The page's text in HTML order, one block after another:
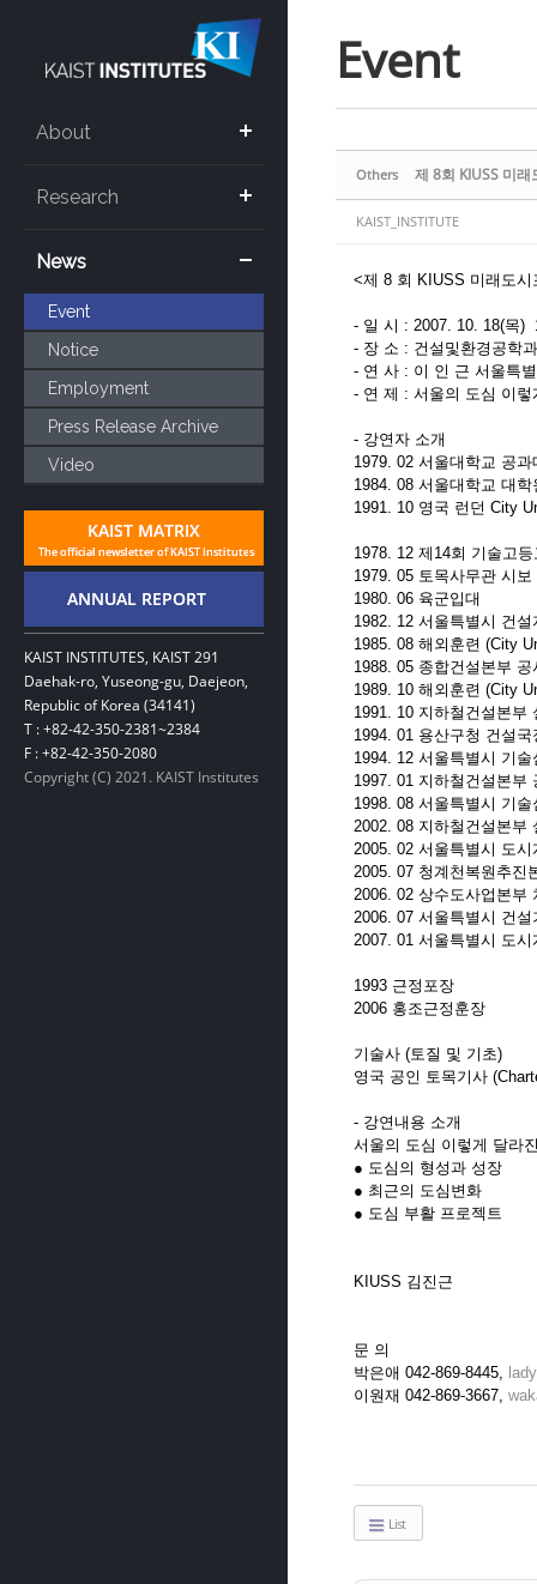
About
Research
News
Event
Notice
Employment
Press Release Archive
Video
KAIST INSTITUTES, KAIST 291
Daehak-ro, Yuseong-gu, Daejeon,
Republic of Korea (34141)
T : +82-42-350-2381~2384
F : +82-42-350-2080
Copyright (C) 2021. KAIST Institutes
Event
Others 제 8회 KIUSS 미
KAIST_INSTITUTE
<제 8 회 KIUSS 미래도시
- 일 시 : 2007. 10. 18(목)
- 장 소 : 건설및환경공학
- 연 사 : 이 인 근 서울특
- 연 제 : 서울의 도심 이렇
- 강연자 소개
1979. 02 서울대학교 공
1984. 08 서울대학교 대
1991. 10 영국 런던 City
1978. 12 제14회 기술고
1979. 05 토목사무관 시보
1980. 06 육군입대
1982. 12 서울특별시 건
1985. 08 해외훈련 (City
1988. 05 종합건설본부
1989. 10 해외훈련 (City
1991. 10 지하철건설본부
1994. 01 용산구청 건설국
1994. 12 서울특별시 기술
1997. 01 지하철건설본부
1998. 08 서울특별시 기술
2002. 08 지하철건설본부
2005. 02 서울특별시 도시
2005. 07 청계천복원추진
2006. 02 상수도사업본부
2006. 07 서울특별시 건설
2007. 01 서울특별시 도시
1993 근정포장
2006 홍조근정훈장
기술사 (토질 및 기초)
영국 공인 토목기사
- 강연내용 소개
서울의 도심 이렇게 달라
● 도심의 형성과 성장
● 최근의 도심변화
● 도심 부활 프로젝트
KIUSS 김진근
문 의
박은애 042-869-8445,
이원재 042-869-3667,
List